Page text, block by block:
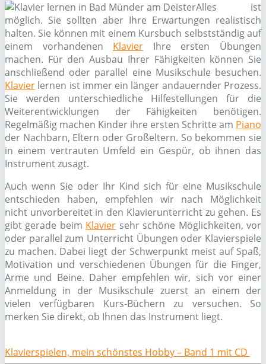
Alles ist
möglich. Sie sollten aber Ihre Erwartungen realistisch
halten. Sie können mit einem Kursbuch selbstständig auf
einem vorhandenen Klavier Ihre ersten Übungen
machen. Für den Ausbau Ihrer Fähigkeiten können Sie
anschließend oder parallel eine Musikschule besuchen.
Klavier lernen ist immer ein länger andauernder Prozess.
Sie werden unterschiedliche Hilfestellungen für die
Weiterentwicklungen der Fähigkeiten benötigen.
Regelmäßig machen Kinder ihre ersten Schritte am Piano
der Nachbarn, Eltern oder Großeltern. So bekommen sie
in einem vertrauten Umfeld ein Gespür, ob ihnen das
Instrument zusagt.
Auch wenn Sie oder Ihr Kind sich für eine Musikschule
entschieden haben, empfehlen wir nach Möglichkeit
nicht unvorbereitet in den Klavierunterricht zu gehen. Es
gibt gerade beim Klavier sehr schöne Möglichkeiten, vor
oder parallel zum Unterricht Übungen oder Klavierspiele
zu machen. Dabei liegt der Schwerpunkt meist auf Spaß,
Motivation und verschiedenen Übungen für die Finger,
Arme und Beine. Daher empfehlen wir, sich vor einer
Anmeldung in der Musikschule zuerst an einem der
vielen verfügbaren Kurs-Büchern zu versuchen. So
merken Sie direkt, ob Ihnen das Instrument liegt.
Klavierspielen, mein schönstes Hobby – Band 1 mit CD